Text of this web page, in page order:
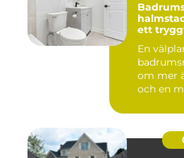
halmstad så lyckas du
ett
En
om mer
och en